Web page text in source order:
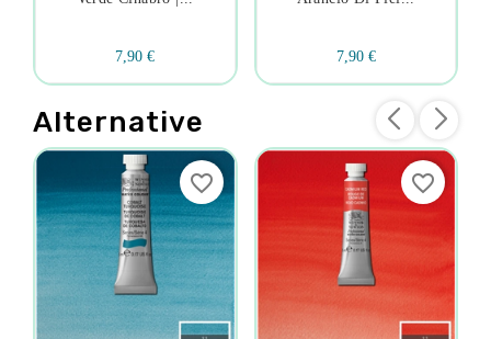
7,90 € 7,90 €
Alternative
favorite_border favorite_border